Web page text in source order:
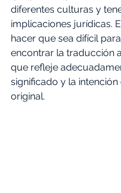
diferentes culturas y
implicaciones jurídicas.
hacer que sea difícil
encontrar la traducción
que refleje
significado y la intención
original.